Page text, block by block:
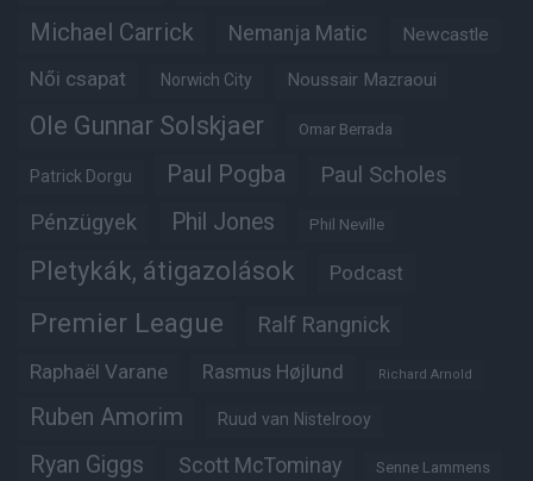
Michael Carrick Nemanja Matic Newcastle
Női csapat Norwich City Noussair Mazraoui
Ole Gunnar Solskjaer Omar Berrada
Patrick Dorgu Paul Pogba Paul Scholes
Pénzügyek Phil Jones Phil Neville
Pletykák, átigazolások Podcast
Premier League Ralf Rangnick
Raphaël Varane Rasmus Højlund Richard Arnold
Ruben Amorim Ruud van Nistelrooy
Ryan Giggs Scott McTominay Senne Lammens